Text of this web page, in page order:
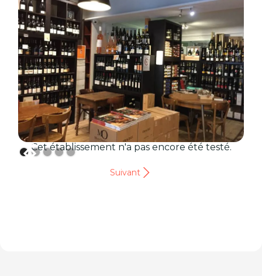
Cet établissement n'a pas encore été testé.
Suivant